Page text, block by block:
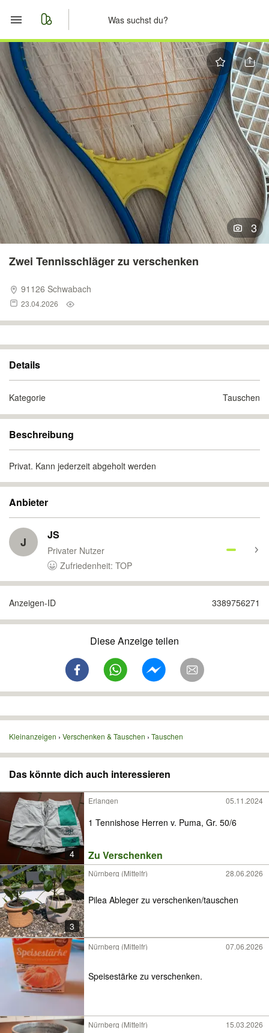
Start
Merkliste
Nachrichten
Anzeige aufgeben
3
Zwei Tennisschläger zu verschenken
91126 Schwabach
23.04.2026
Details
Kategorie Tauschen
Beschreibung
Privat. Kann jederzeit abgeholt werden
Anbieter
J JS
Privater Nutzer
Zufriedenheit: TOP
Anzeigen-ID 3389756271
Diese Anzeige teilen
Kleinanzeigen Verschenken & Tauschen Tauschen
Das könnte dich auch interessieren
4
Erlangen 05.11.2024
1 Tennishose Herren v. Puma, Gr. 50/6
Zu Verschenken
3
Nürnberg (Mittelfr) 28.06.2026
Pilea Ableger zu verschenken/tauschen
Nürnberg (Mittelfr) 07.06.2026
Speisestärke zu verschenken.
Nürnberg (Mittelfr) 15.03.2026